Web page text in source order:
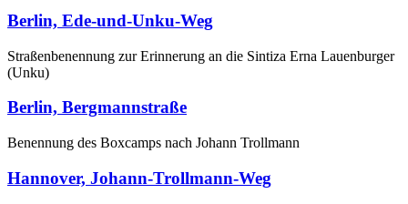
Berlin, Ede-und-Unku-Weg
Straßenbenennung zur Erinnerung an die Sintiza Erna Lauenburger
(Unku)
Berlin, Bergmannstraße
Benennung des Boxcamps nach Johann Trollmann
Hannover, Johann-Trollmann-Weg